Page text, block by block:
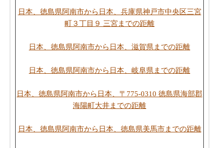
日本、徳島県阿南市から日本、兵庫県神戸市中央区三宮
町３丁目９ 三宮までの距離
日本、徳島県阿南市から日本、滋賀県までの距離
日本、徳島県阿南市から日本、岐阜県までの距離
日本、徳島県阿南市から日本、〒775-0310 徳島県海部郡
海陽町大井までの距離
日本、徳島県阿南市から日本、徳島県美馬市までの距離